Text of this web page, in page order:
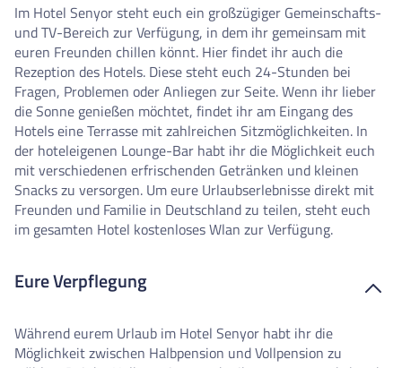
Im Hotel Senyor steht euch ein großzügiger Gemeinschafts-
und TV-Bereich zur Verfügung, in dem ihr gemeinsam mit
euren Freunden chillen könnt. Hier findet ihr auch die
Rezeption des Hotels. Diese steht euch 24-Stunden bei
Fragen, Problemen oder Anliegen zur Seite. Wenn ihr lieber
die Sonne genießen möchtet, findet ihr am Eingang des
Hotels eine Terrasse mit zahlreichen Sitzmöglichkeiten. In
der hoteleigenen Lounge-Bar habt ihr die Möglichkeit euch
mit verschiedenen erfrischenden Getränken und kleinen
Snacks zu versorgen. Um eure Urlaubserlebnisse direkt mit
Freunden und Familie in Deutschland zu teilen, steht euch
im gesamten Hotel kostenloses Wlan zur Verfügung.
Eure Verpflegung
Während eurem Urlaub im Hotel Senyor habt ihr die
Möglichkeit zwischen Halbpension und Vollpension zu